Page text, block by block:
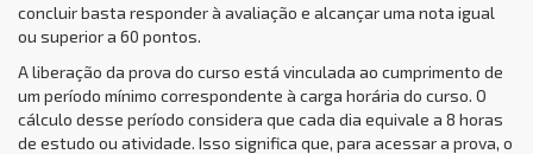
concluir basta responder à avaliação e alcançar uma nota igual
ou superior a 60 pontos.
A liberação da prova do curso está vinculada ao cumprimento de
um período mínimo correspondente à carga horária do curso. O
cálculo desse período considera que cada dia equivale a 8 horas
de estudo ou atividade. Isso significa que, para acessar a prova, o